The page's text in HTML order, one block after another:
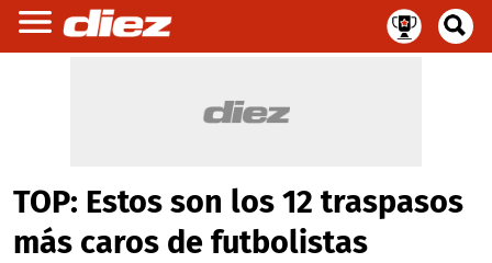
TOP: Estos son los 12 traspasos
más caros de futbolistas